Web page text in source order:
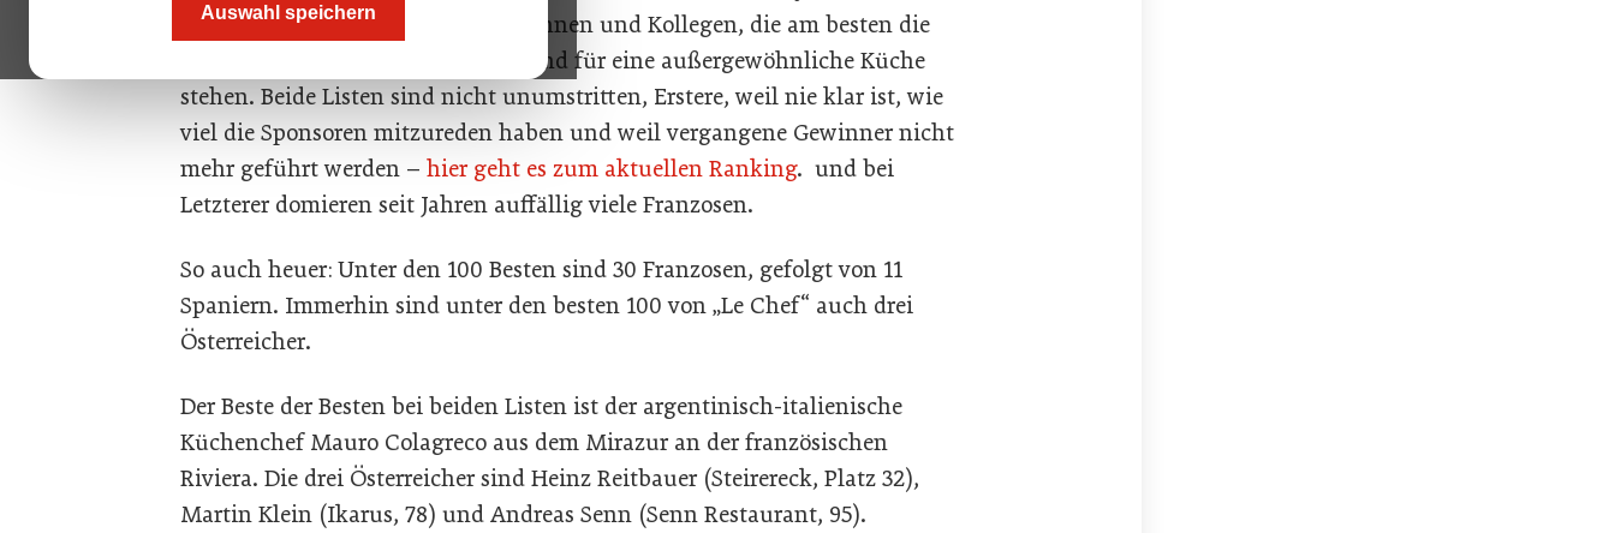
Auswahl speichern
Namen nennen dürfen von Kolleginnen und Kollegen, die am besten die
Werte ihres Berufs repräsentieren und für eine außergewöhnliche Küche
stehen. Beide Listen sind nicht unumstritten, Erstere, weil nie klar ist, wie
viel die Sponsoren mitzureden haben und weil vergangene Gewinner nicht
mehr geführt werden – hier geht es zum aktuellen Ranking. und bei
Letzterer domieren seit Jahren auffällig viele Franzosen.
So auch heuer: Unter den 100 Besten sind 30 Franzosen, gefolgt von 11
Spaniern. Immerhin sind unter den besten 100 von „Le Chef“ auch drei
Österreicher.
Der Beste der Besten bei beiden Listen ist der argentinisch-italienische
Küchenchef Mauro Colagreco aus dem Mirazur an der französischen
Riviera. Die drei Österreicher sind Heinz Reitbauer (Steirereck, Platz 32),
Martin Klein (Ikarus, 78) und Andreas Senn (Senn Restaurant, 95).